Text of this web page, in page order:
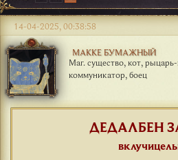
МАККЕ БУМАЖНЫЙ
Маг. существо, кот,
коммуникатор, боец
14-04-2025, 00:38:58
ДЕДАЛБЕН